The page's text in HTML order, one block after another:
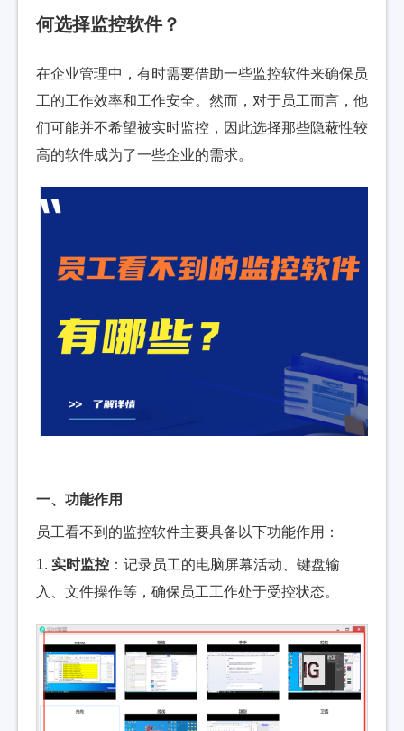
何选择监控软件？
在企业管理中，有时需要借助一些监控软件来确保员
工的工作效率和工作安全。然而，对于员工而言，他
们可能并不希望被实时监控，因此选择那些隐蔽性较
高的软件成为了一些企业的需求。
一、功能作用
员工看不到的监控软件主要具备以下功能作用：
1. 实时监控 ：记录员工的电脑屏幕活动、键盘输
入、文件操作等，确保员工工作处于受控状态。